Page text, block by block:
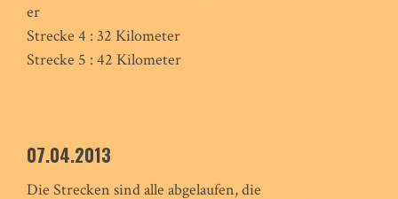
er
Strecke 4 : 32 Kilometer
Strecke 5 : 42 Kilometer
07.04.2013
Die Strecken sind alle abgelaufen, die